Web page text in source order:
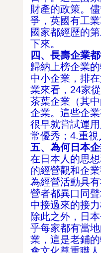
財產的政策。
爭，英國有工
國家都經歷的
下來。
四、長壽企業
歸納上榜企業
中小企業，排
業來看，24家
茶葉企業（其
企業。這些企
很早就嘗試運
常優秀；4.重
五、為何日本
在日本人的思
的經營觀和企
為經營活動具
營者都異口同
中接過來的接
除此之外，日
乎每家都有當
業，這是老鋪